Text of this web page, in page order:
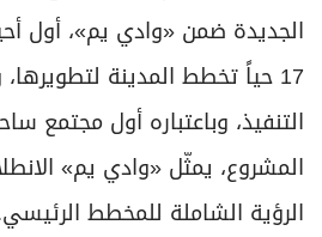
الجديدة ضمن «وادي يم»، أول
17 حياً تخطط المدينة
التنفيذ، وباعتباره أول مجتمع
المشروع، يمثّل «وادي يم»
الرؤية الشاملة للمخطط الرئيسي.